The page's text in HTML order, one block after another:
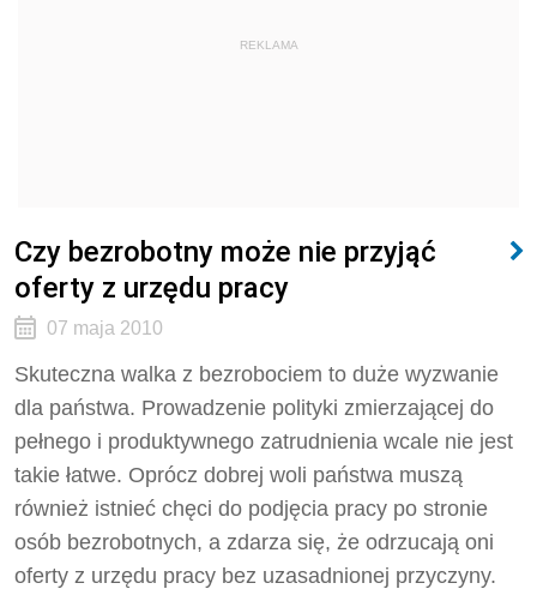
REKLAMA
Czy bezrobotny może nie przyjąć
oferty z urzędu pracy
07 maja 2010
Skuteczna walka z bezrobociem to duże wyzwanie
dla państwa. Prowadzenie polityki zmierzającej do
pełnego i produktywnego zatrudnienia wcale nie jest
takie łatwe. Oprócz dobrej woli państwa muszą
również istnieć chęci do podjęcia pracy po stronie
osób bezrobotnych, a zdarza się, że odrzucają oni
oferty z urzędu pracy bez uzasadnionej przyczyny.